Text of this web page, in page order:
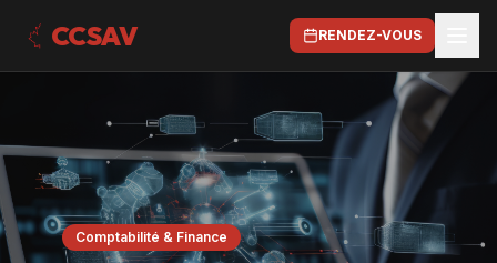
CCSAV RENDEZ-VOUS
Comptabilité & Finance